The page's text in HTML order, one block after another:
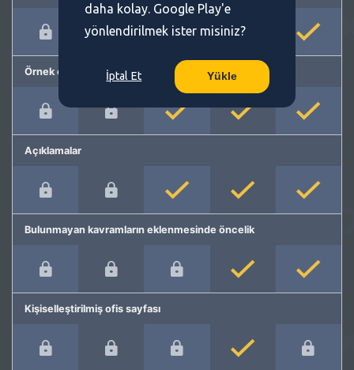
Örnek cümleler
Açıklamalar
Bulunmayan kavramların eklenmesinde öncelik
Kişiselleştirilmiş ofis sayfası
daha kolay. Google Play'e
yönlendirilmek ister misiniz?
İptal Et Yükle